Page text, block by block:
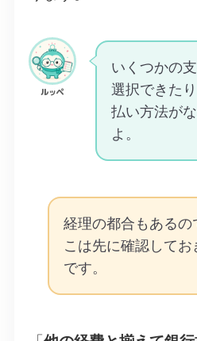
ルッペ
いくつかの
選択できた
払い方法が
よ。
経理の都合もあるの
こは先に確認してお
です。